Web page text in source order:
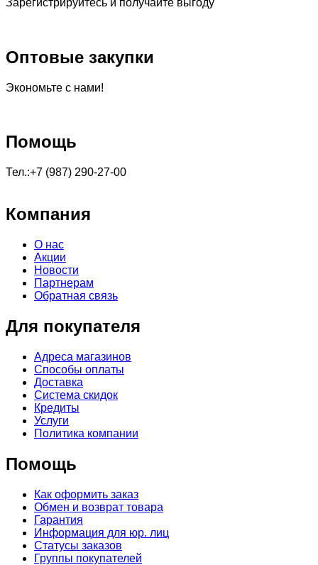
Оптовые закупки
Экономьте с нами!
Помощь
Тел.:+7 (987) 290-27-00
Компания
О нас
Акции
Новости
Партнерам
Обратная связь
Для покупателя
Адреса магазинов
Способы оплаты
Доставка
Система скидок
Кредиты
Услуги
Политика компании
Помощь
Как оформить заказ
Обмен и возврат товара
Гарантия
Информация для юр. лиц
Статусы заказов
Группы покупателей